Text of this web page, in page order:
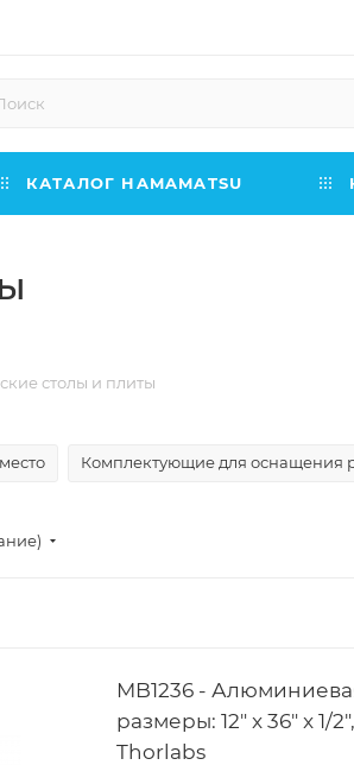
КАТАЛОГ HAMAMATSU
столы и плиты
Комплектующие для оснащения
MB1236 -
размеры: 12" x 36" x 1/
Thorlabs